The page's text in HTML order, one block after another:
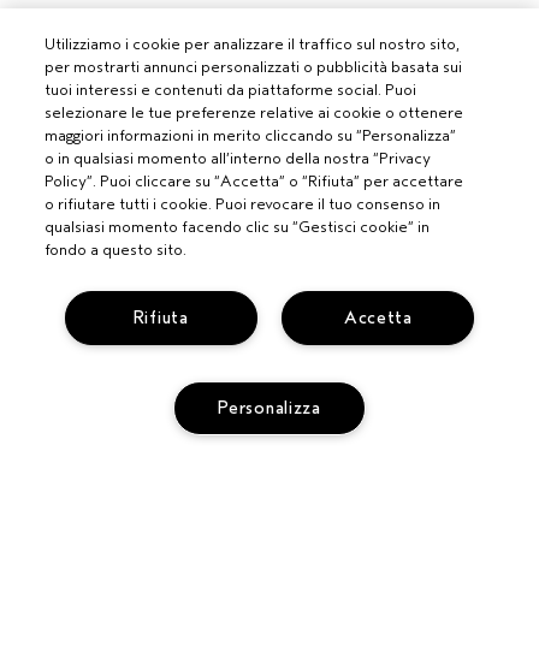
PROFESSIONISTI
BISOGNO DI AIUTO?
MONITORA IL TUO ORDINE
Utilizziamo i cookie per analizzare il traffico sul nostro sito,
per mostrarti annunci personalizzati o pubblicità basata sui
tuoi interessi e contenuti da piattaforme social. Puoi
selezionare le tue preferenze relative ai cookie o ottenere
maggiori informazioni in merito cliccando su “Personalizza”
o in qualsiasi momento all’interno della nostra “Privacy
Policy”. Puoi cliccare su “Accetta” o “Rifiuta” per accettare
o rifiutare tutti i cookie. Puoi revocare il tuo consenso in
qualsiasi momento facendo clic su “Gestisci cookie” in
fondo a questo sito.
Accetta
Rifiuta
Personalizza